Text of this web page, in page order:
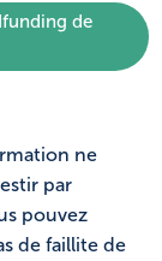
de
ne
par
pouvez
de faillite de